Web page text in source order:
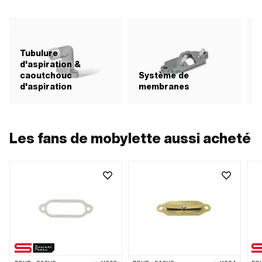
Tubulure
d'aspiration &
caoutchouc
d'aspiration
Système de
membranes
Les fans de mobylette aussi acheté